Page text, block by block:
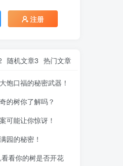
注册
随机文章3 热门文章
饱口福的秘密武器！
的树你了解吗？
可能让你惊讶！
园的秘密！
看你的树是否开花
注册
随机文章3 热门文章
饱口福的秘密武器！
的树你了解吗？
可能让你惊讶！
园的秘密！
看你的树是否开花